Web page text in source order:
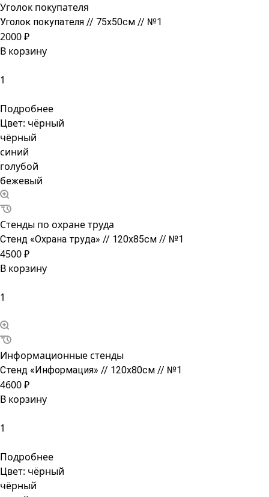
Уголок покупателя
Уголок покупателя // 75х50см // №1
2000 ₽
В корзину
Подробнее
Цвет: чёрный
чёрный
синий
голубой
бежевый
Стенды по охране труда
Стенд «Охрана труда» // 120х85см // №1
4500 ₽
В корзину
Информационные стенды
Стенд «Информация» // 120х80см // №1
4600 ₽
В корзину
Подробнее
Цвет: чёрный
чёрный